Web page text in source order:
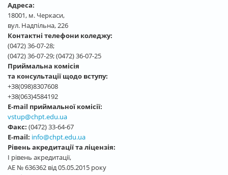
Адреса:
18001, м. Черкаси,
вул. Надпільна, 226
Контактні телефони коледжу:
(0472) 36-07-28;
(0472) 36-07-29; (0472) 36-07-25
Приймальна комісія
та консультації щодо вступу:
+38(098)8307608
+38(063)4584192
E-mail приймальної комісії:
vstup@chpt.edu.ua
Факс: (0472) 33-64-67
E-mail: info@chpt.edu.ua
Рівень акредитації та ліцензія:
І рівень акредитації,
АЕ № 636362 від 05.05.2015 року